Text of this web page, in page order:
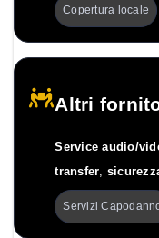
Copertura locale
Altri
Service audio/
transfer,
Servizi